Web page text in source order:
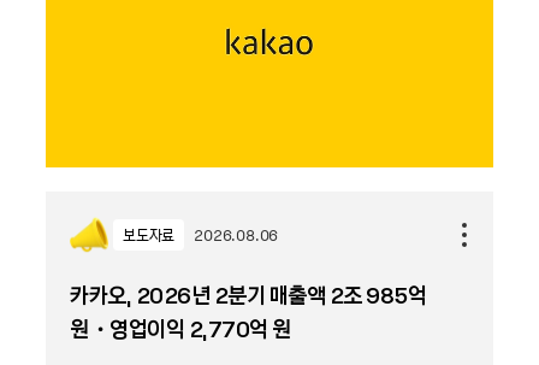
보도자료 2026.08.06
카카오, 2026년 2분기 매출액 2조 985억
원・영업이익 2,770억 원